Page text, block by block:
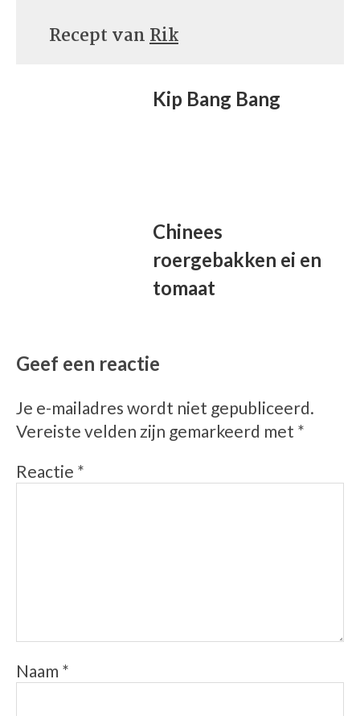
Recept vanRik
Kip Bang Bang
Chinees
roergebakken ei en
tomaat
Geef een reactie
Je e-mailadres wordt niet gepubliceerd.
Vereiste velden zijn gemarkeerd met *
Reactie *
Naam *